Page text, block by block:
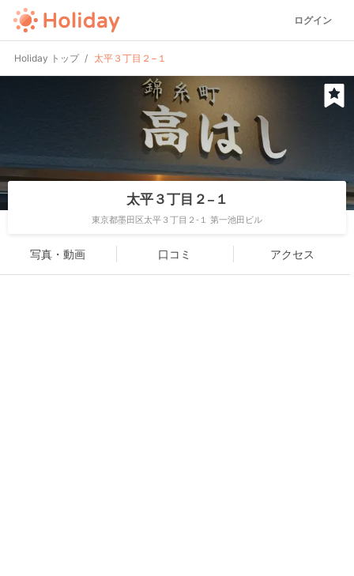
ログイン
Holiday トップ 太平３丁目２−１
太平３丁目２−１
東京都墨田区太平３丁目２-１ 第一池田ビル
写真・動画 口コミ アクセス